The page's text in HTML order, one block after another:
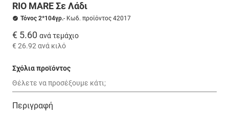
RIO MARE Σε Λάδι
Τόνος 2*104γρ.- Κωδ. προϊόντος 42017
€ 5.60 ανά τεμάχιο
€ 26.92 ανά κιλό
Σχόλια προϊόντος
Περιγραφή